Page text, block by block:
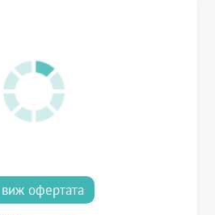
виж офертата